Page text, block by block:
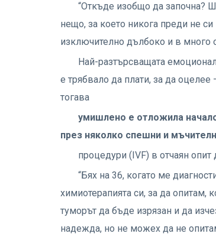
“Откъде изобщо да започна?
нещо, за което никога преди не
изключително дълбоко и в много
Най-разтърсващата
е трябвало да плати, за да
тогава
умишлено е отложила
през няколко спешни и
процедури (IVF) в отчаян
“Бях на 36, когато ме
химиотерапията си, за да
туморът да бъде изрязан и да
надежда, но не можех да не